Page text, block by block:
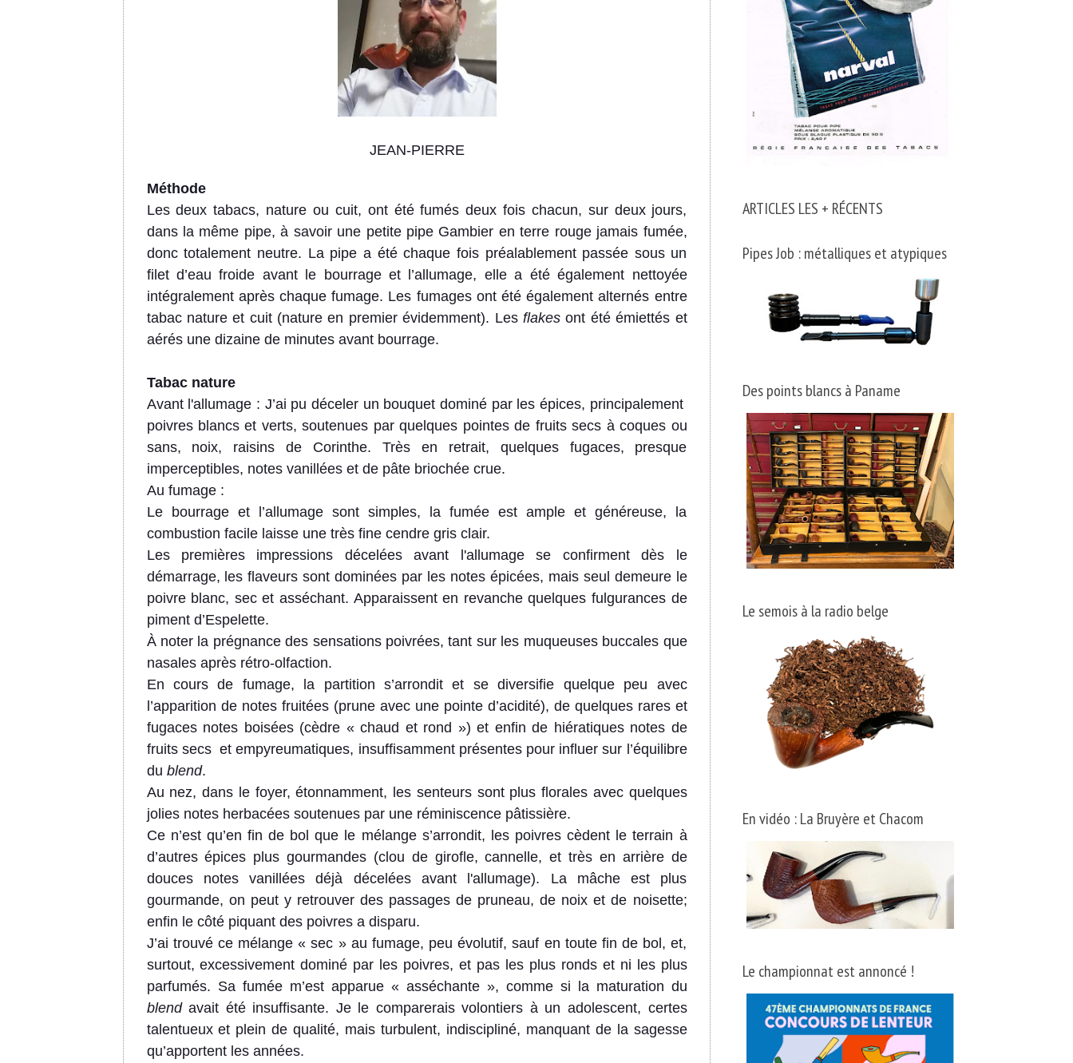
JEAN-PIERRE
Méthode
Les deux tabacs, nature ou cuit, ont été fumés deux fois chacun, sur deux jours,
dans la même pipe, à savoir une petite pipe Gambier en terre rouge jamais fumée,
donc totalement neutre. La pipe a été chaque fois préalablement passée sous un
filet d’eau froide avant le bourrage et l’allumage, elle a été également nettoyée
intégralement après chaque fumage. Les fumages ont été également alternés entre
tabac nature et cuit (nature en premier évidemment). Les flakesont été émiettés et
aérés une dizaine de minutes avant bourrage.
Tabac nature
Avant l'allumage : J’ai pu déceler un bouquet dominé par les épices, principalement
poivres blancs et verts, soutenues par quelques pointes de fruits secs à coques ou
sans, noix, raisins de Corinthe. Très en retrait, quelques fugaces, presque
imperceptibles, notes vanillées et de pâte briochée crue.
Au fumage :
Le bourrage et l’allumage sont simples, la fumée est ample et généreuse, la
combustion facile laisse une très fine cendre gris clair.
Les premières impressions décelées avant l'allumage se confirment dès le
démarrage, les flaveurs sont dominées par les notes épicées, mais seul demeure le
poivre blanc, sec et asséchant. Apparaissent en revanche quelques fulgurances de
piment d’Espelette.
À noter la prégnance des sensations poivrées, tant sur les muqueuses buccales que
nasales après rétro-olfaction.
En cours de fumage, la partition s’arrondit et se diversifie quelque peu avec
l’apparition de notes fruitées (prune avec une pointe d’acidité), de quelques rares et
fugaces notes boisées (cèdre « chaud et rond ») et enfin de hiératiques notes de
fruits secs et empyreumatiques, insuffisamment présentes pour influer sur l’équilibre
du blend.
Au nez, dans le foyer, étonnamment, les senteurs sont plus florales avec quelques
jolies notes herbacées soutenues par une réminiscence pâtissière.
Ce n’est qu’en fin de bol que le mélange s’arrondit, les poivres cèdent le terrain à
d’autres épices plus gourmandes (clou de girofle, cannelle, et très en arrière de
douces notes vanillées déjà décelées avant l'allumage). La mâche est plus
gourmande, on peut y retrouver des passages de pruneau, de noix et de noisette;
enfin le côté piquant des poivres a disparu.
J’ai trouvé ce mélange « sec » au fumage, peu évolutif, sauf en toute fin de bol, et,
surtout, excessivement dominé par les poivres, et pas les plus ronds et ni les plus
parfumés. Sa fumée m’est apparue « asséchante », comme si la maturation du
blendavait été insuffisante. Je le comparerais volontiers à un adolescent, certes
talentueux et plein de qualité, mais turbulent, indiscipliné, manquant de la sagesse
qu’apportent les années.
ARTICLES LES + RÉCENTS
Pipes Job : métalliques et atypiques
Des points blancs à Paname
Le semois à la radio belge
En vidéo : La Bruyère et Chacom
Le championnat est annoncé !